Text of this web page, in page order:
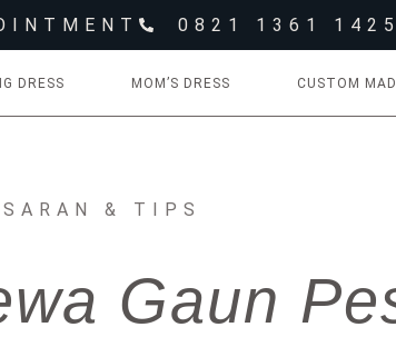
0821 1361 1425
DRESS MOM’S DRESS CUSTOM
SARAN & TIPS
Gaun